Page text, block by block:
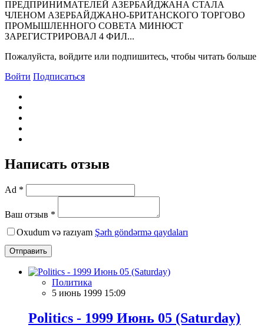
ПРЕДПРИHИМАТЕЛЕЙ АЗЕРБАЙДЖАHА СТАЛА
ЧЛЕНОМ АЗЕРБАЙДЖАHО-БРИТАHСКОГО ТОРГОВО
ПРОМЫШЛЕHHОГО СОВЕТА МИНЮСТ
ЗАРЕГИСТРИРОВАЛ 4 ФИЛ...
Пожалуйста, войдите или подпишитесь, чтобы читать больше
Войти Подписаться
Написать отзыв
Ad *
Ваш отзыв *
Oxudum və razıyam Şərh göndərmə qaydaları
Отправить
Политика
5 июнь 1999 15:09
Politics - 1999 Июнь 05 (Saturday)